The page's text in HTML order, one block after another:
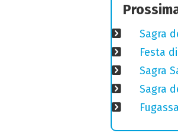
Sagra
Festa
Sagra
Sagra